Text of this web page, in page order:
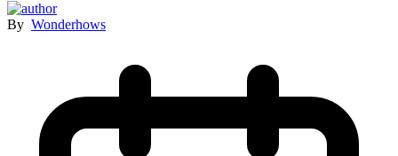
By Wonderhows